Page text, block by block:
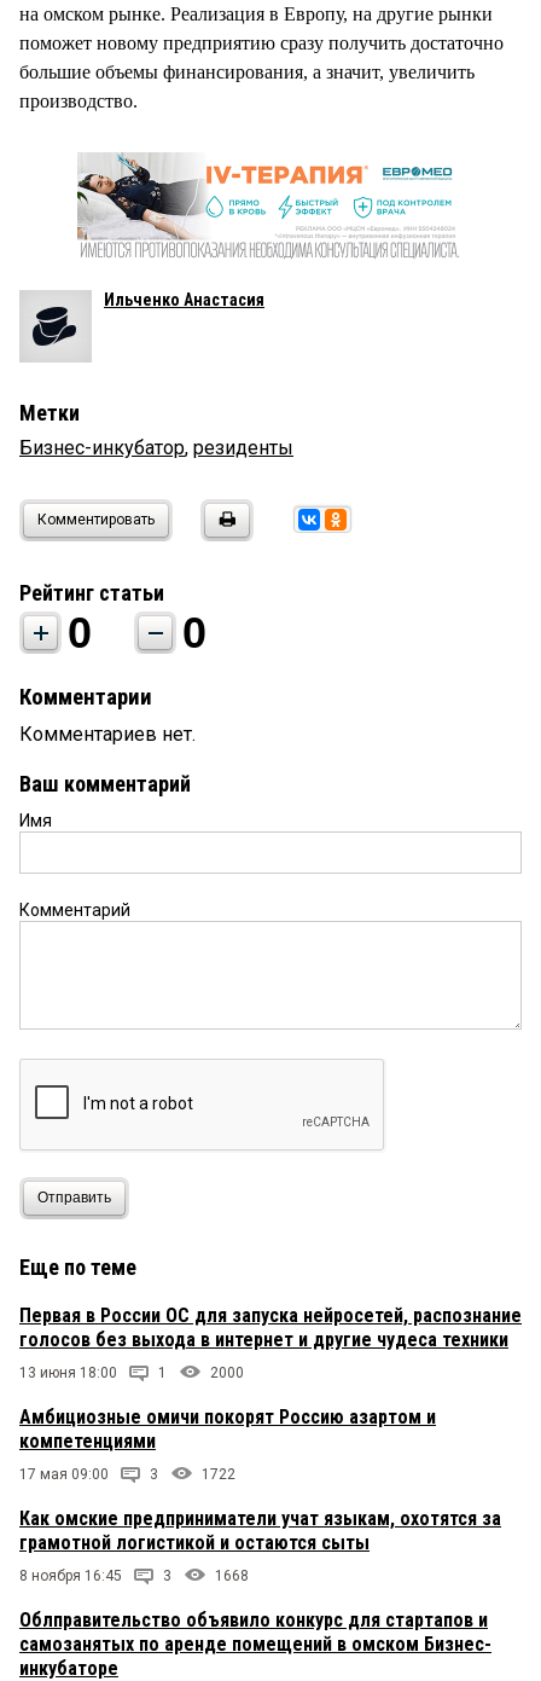
на омском рынке. Реализация в Европу, на другие рынки
поможет новому предприятию сразу получить достаточно
большие объемы финансирования, а значит, увеличить
производство.
Ильченко Анастасия
Метки
Бизнес-инкубатор, резиденты
Комментировать
Рейтинг статьи
0 0
Комментарии
Комментариев нет.
Ваш комментарий
Имя
Комментарий
Отправить
Еще по теме
Первая в России ОС для запуска нейросетей, распознание
голосов без выхода в интернет и другие чудеса техники
13 июня 18:00 1 2000
Амбициозные омичи покорят Россию азартом и
компетенциями
17 мая 09:00 3 1722
Как омские предприниматели учат языкам, охотятся за
грамотной логистикой и остаются сыты
8 ноября 16:45 3 1668
Облправительство объявило конкурс для стартапов и
самозанятых по аренде помещений в омском Бизнес-
инкубаторе